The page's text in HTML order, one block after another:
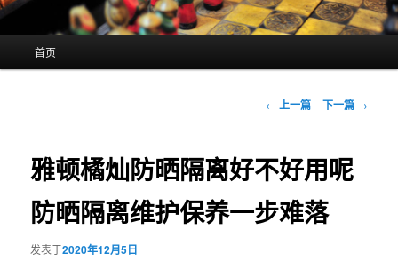
首页
文
航
← 上一篇 下一篇 →
雅顿橘灿防晒隔离好不好用呢
防晒隔离维护保养一步难落
发表于2020年12月5日